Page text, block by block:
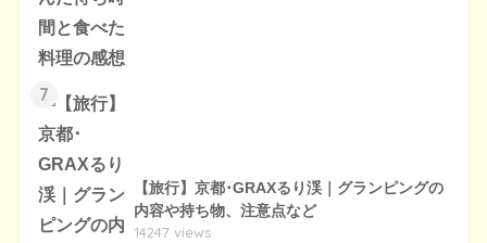
7
【旅行】京都･GRAXるり渓｜グランピングの
内容や持ち物、注意点など
14247 views